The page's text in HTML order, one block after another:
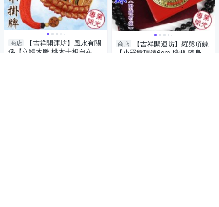
商店
【吉祥開運坊】風水有關
係【立體木雕 桃木十相自在圖
商店
【吉祥開運坊】羅盤項鍊
【小羅盤項鍊6cm 辟邪 隨身保